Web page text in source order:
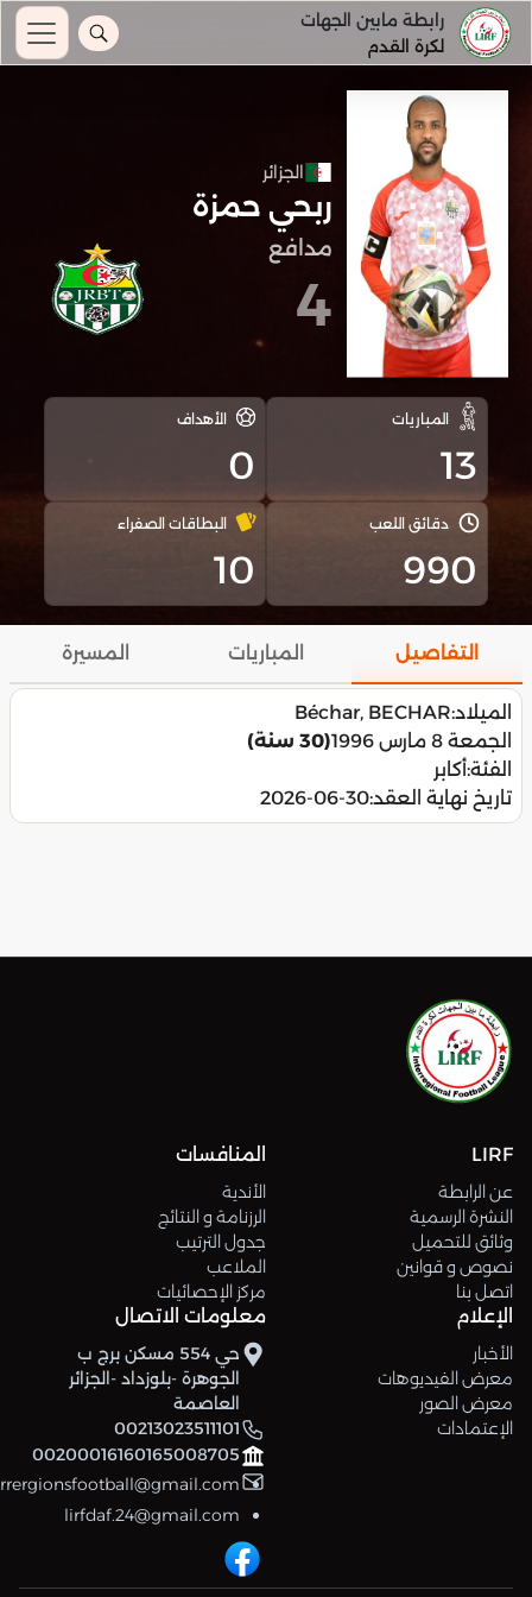
رابطة مابين الجهات
لكرة القدم
الجزائر
ربحي حمزة
مدافع
4
المباريات
13
الأهداف
0
دقائق اللعب
990
البطاقات الصفراء
10
التفاصيل المباريات المسيرة
الميلاد:Béchar, BECHAR
الجمعة 8 مارس 1996
(30 سنة)
الفئة:أكابر
تاريخ نهاية العقد:2026-06-30
LIRF
عن الرابطة
النشرة الرسمية
وثائق للتحميل
نصوص و قوانين
اتصل بنا
المنافسات
الأندية
الرزنامة و النتائج
جدول الترتيب
الملاعب
مركز الإحصائيات
الإعلام
الأخبار
معرض الفيديوهات
معرض الصور
الإعتمادات
معلومات الاتصال
حي 554 مسكن برج ب
الجوهرة -بلوزداد -الجزائر
العاصمة
00213023511101
00200016160165008705
lirfdaf.24@gmail.com